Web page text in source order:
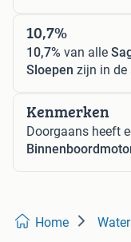
10,7%
10,7% van alle
Sloepen zijn in de
Kenmerken
Doorgaans heeft
Home